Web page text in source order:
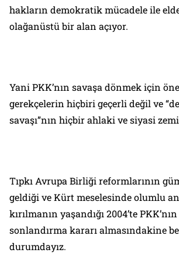
hakların demokratik mücadele ile
olağanüstü bir alan açıyor.
Yani PKK’nın savaşa dönmek için
gerekçelerin hiçbiri geçerli değil ve
savaşı”nın hiçbir ahlaki ve siyasi
Tıpkı Avrupa Birliği reformlarının
geldiği ve Kürt meselesinde olumlu
kırılmanın yaşandığı 2004’te
sonlandırma kararı almasındakine
durumdayız.